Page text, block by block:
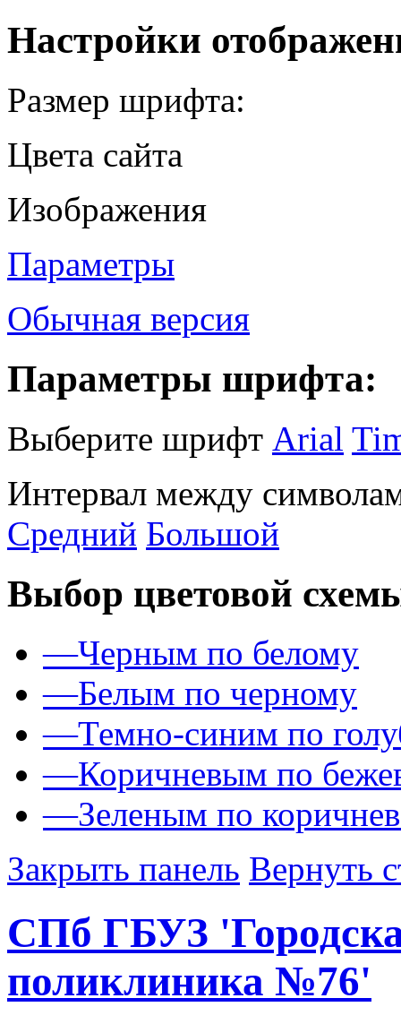
Настройки
Размер шрифта:
Цвета сайта
Изображения
Параметры
Обычная версия
Параметры шрифта:
Выберите шрифт Arial
Интервал между
Средний Большой
Выбор цветовой
—Черным по белому
—Белым по черному
—Темно-синим по
—Коричневым по
—Зеленым по
Закрыть панель Вернуть
СПб ГБУЗ
поликлиника №76'